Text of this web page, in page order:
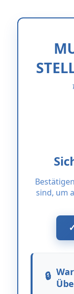
sind, um